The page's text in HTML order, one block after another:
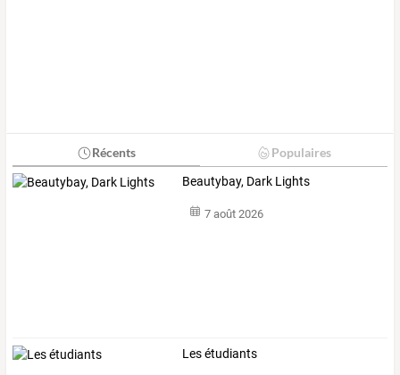
Récents Populaires
Beautybay, Dark Lights
7 août 2026
Les étudiants